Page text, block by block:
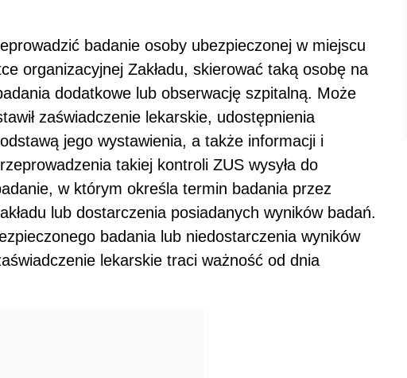
badanie osoby ubezpieczonej w miejscu
organizacyjnej Zakładu, skierować taką osobę na
dodatkowe lub obserwację szpitalną. Może
zaświadczenie lekarskie, udostępnienia
jego wystawienia, a także informacji i
takiej kontroli ZUS wysyła do
w którym określa termin badania przez
lub dostarczenia posiadanych wyników badań.
badania lub niedostarczenia wyników
lekarskie traci ważność od dnia